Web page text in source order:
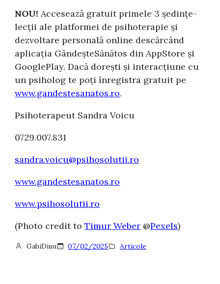
NOU! Accesează gratuit primele 3 ședințe-
lecții ale platformei de psihoterapie și
dezvoltare personală online descărcând
aplicația GândeșteSănătos din AppStore și
GooglePlay. Dacă dorești și interacțiune cu
un psiholog te poți înregistra gratuit pe
www.gandestesanatos.ro.
Psihoterapeut Sandra Voicu
0729.007.831
sandra.voicu@psihosolutii.ro
www.gandestesanatos.ro
www.psihosolutii.ro
(Photo credit toTimur Weber @Pexels)
GabiDinu 07/02/2025 Articole